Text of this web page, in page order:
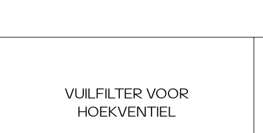
VUILFILTER VOOR
HOEKVENTIEL